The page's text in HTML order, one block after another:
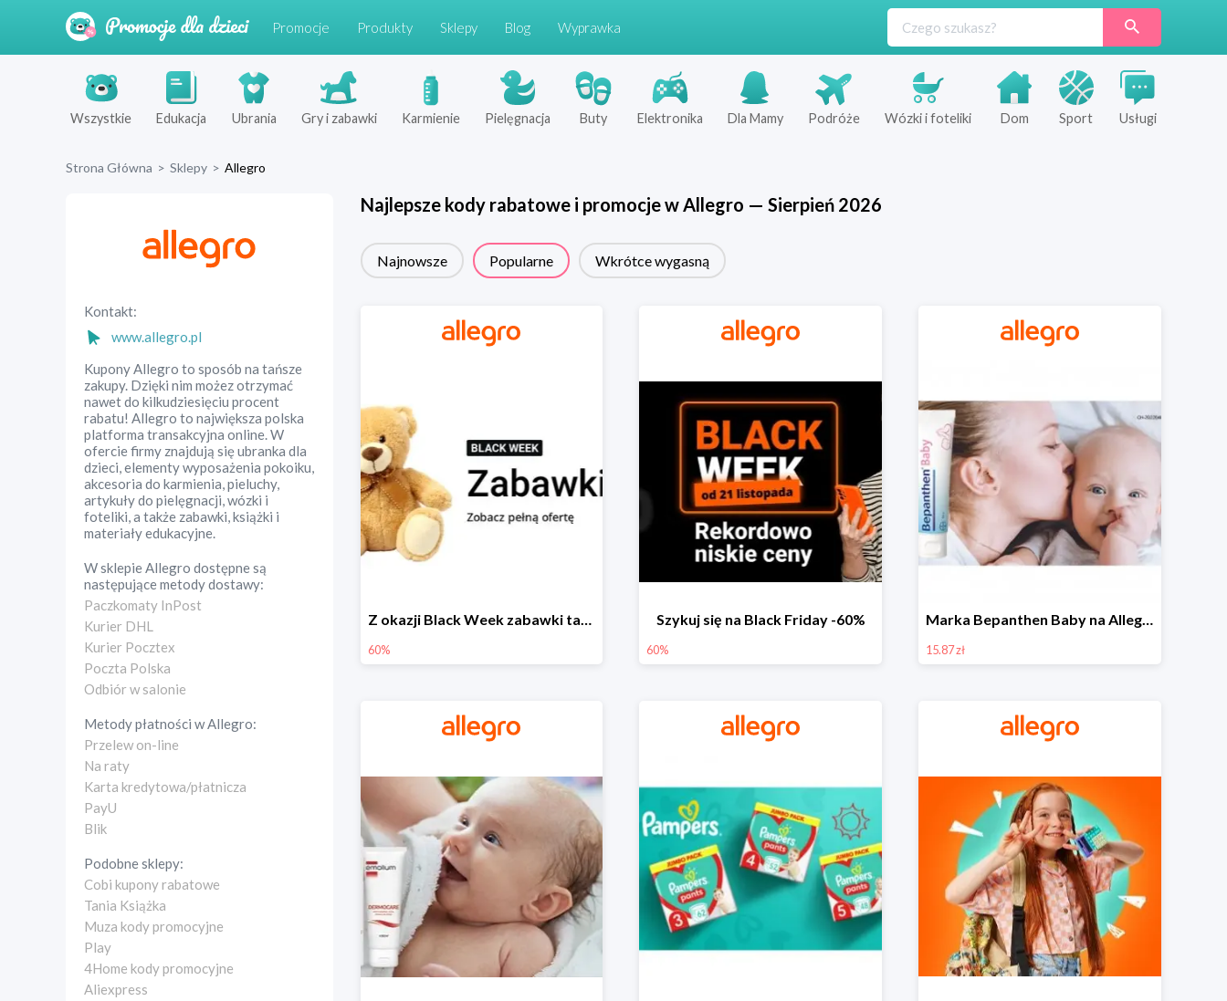
Promocje Produkty Sklepy Blog Wyprawka
Wszystkie Edukacja Ubrania Gry i zabawki Karmienie Pielęgnacja Buty Elektronika Dla Mamy Podróże Wózki i foteliki Dom Sport Usługi
Strona Główna > Sklepy > Allegro
Kontakt:
www.allegro.pl
Kupony Allegro to sposób na tańsze
zakupy. Dzięki nim możez otrzymać
nawet do kilkudziesięciu procent
rabatu! Allegro to największa polska
platforma transakcyjna online. W
ofercie firmy znajdują się ubranka dla
dzieci, elementy wyposażenia pokoiku,
akcesoria do karmienia, pieluchy,
artykuły do pielęgnacji, wózki i
foteliki, a także zabawki, książki i
materiały edukacyjne.
W sklepieAllegro dostępne są
następujące metody dostawy:
Paczkomaty InPost
Kurier DHL
Kurier Pocztex
Poczta Polska
Odbiór w salonie
Metody płatności wAllegro:
Przelew on-line
Na raty
Karta kredytowa/płatnicza
PayU
Blik
Podobne sklepy:
Cobi kupony rabatowe
Tania Książka
Muza kody promocyjne
Play
4Home kody promocyjne
Aliexpress
Najlepsze kody rabatowe i promocje wAllegro — Sierpień 2026
Najnowsze Popularne Wkrótce wygasną
Z okazji Black Week zabawki taniej na allegro.pl
60%
Szykuj się na Black Friday -60%
60%
Marka Bepanthen Baby na Allegro od 15,87 zł!
15.87 zł